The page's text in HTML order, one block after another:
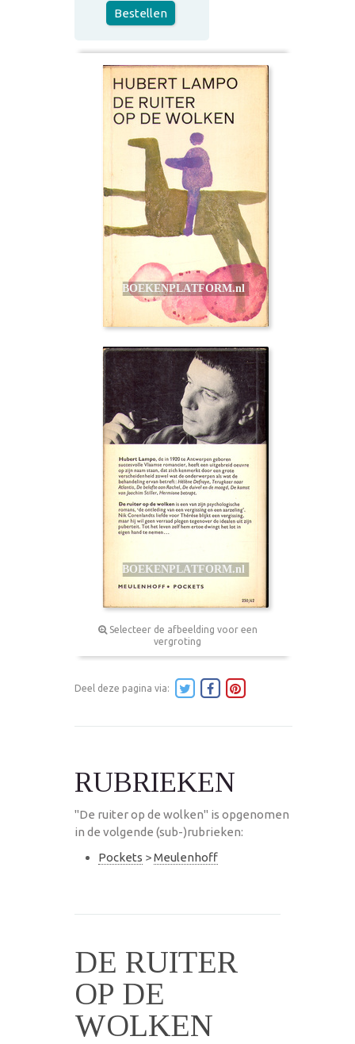
Bestellen
Selecteer de afbeelding voor een
vergroting
Deel deze pagina via:
RUBRIEKEN
"De ruiter op de wolken" is opgenomen
in de volgende (sub-)rubrieken:
Pockets >Meulenhoff
DE RUITER
OP DE
WOLKEN